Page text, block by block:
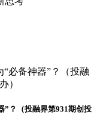
”？（投融界第931期创投